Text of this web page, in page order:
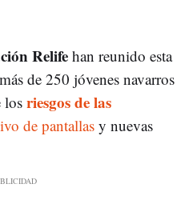
Relife han reunido esta
de 250 jóvenes navarros
losriesgos de las
de pantallasy nuevas